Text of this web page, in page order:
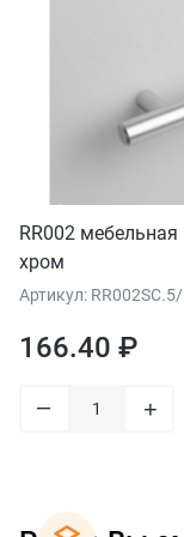
RR002
хром
Артикул:
166.40 ₽
– +